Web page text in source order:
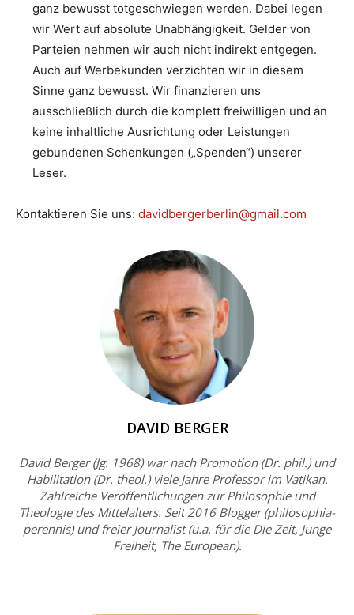
ganz bewusst totgeschwiegen werden. Dabei legen
wir Wert auf absolute Unabhängigkeit. Gelder von
Parteien nehmen wir auch nicht indirekt entgegen.
Auch auf Werbekunden verzichten wir in diesem
Sinne ganz bewusst. Wir finanzieren uns
ausschließlich durch die komplett freiwilligen und an
keine inhaltliche Ausrichtung oder Leistungen
gebundenen Schenkungen („Spenden“) unserer
Leser.
Kontaktieren Sie uns: davidbergerberlin@gmail.com
DAVID BERGER
David Berger (Jg. 1968) war nach Promotion (Dr. phil.) und
Habilitation (Dr. theol.) viele Jahre Professor im Vatikan.
Zahlreiche Veröffentlichungen zur Philosophie und
Theologie des Mittelalters. Seit 2016 Blogger (philosophia-
perennis) und freier Journalist (u.a. für die Die Zeit, Junge
Freiheit, The European).